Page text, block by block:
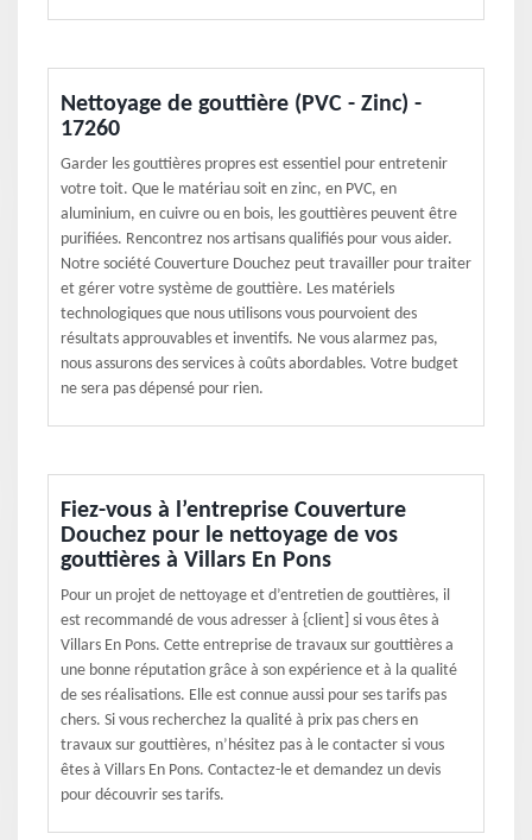
Nettoyage de gouttière (PVC - Zinc) -
17260
Garder les gouttières propres est essentiel pour entretenir
votre toit. Que le matériau soit en zinc, en PVC, en
aluminium, en cuivre ou en bois, les gouttières peuvent être
purifiées. Rencontrez nos artisans qualifiés pour vous aider.
Notre société Couverture Douchez peut travailler pour traiter
et gérer votre système de gouttière. Les matériels
technologiques que nous utilisons vous pourvoient des
résultats approuvables et inventifs. Ne vous alarmez pas,
nous assurons des services à coûts abordables. Votre budget
ne sera pas dépensé pour rien.
Fiez-vous à l’entreprise Couverture
Douchez pour le nettoyage de vos
gouttières à Villars En Pons
Pour un projet de nettoyage et d’entretien de gouttières, il
est recommandé de vous adresser à {client] si vous êtes à
Villars En Pons. Cette entreprise de travaux sur gouttières a
une bonne réputation grâce à son expérience et à la qualité
de ses réalisations. Elle est connue aussi pour ses tarifs pas
chers. Si vous recherchez la qualité à prix pas chers en
travaux sur gouttières, n’hésitez pas à le contacter si vous
êtes à Villars En Pons. Contactez-le et demandez un devis
pour découvrir ses tarifs.